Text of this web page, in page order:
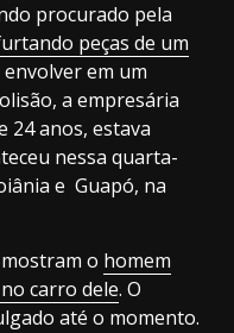
procurado pela
peças de um
em um
a empresária
24 anos, estava
nessa quarta-
e Guapó, na
o homem
carro dele. O
até o momento.